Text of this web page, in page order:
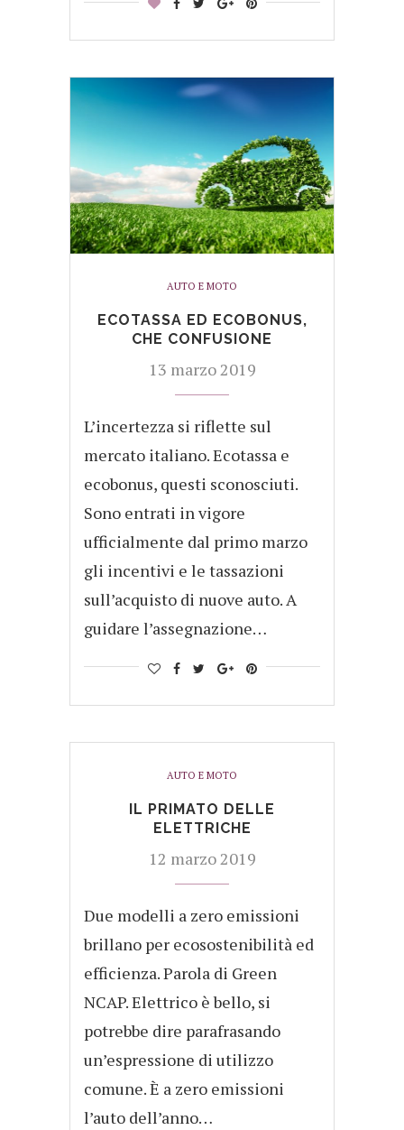
AUTO E MOTO
ECOTASSA ED ECOBONUS,
CHE CONFUSIONE
13 marzo 2019
L’incertezza si riflette sul
mercato italiano. Ecotassa e
ecobonus, questi sconosciuti.
Sono entrati in vigore
ufficialmente dal primo marzo
gli incentivi e le tassazioni
sull’acquisto di nuove auto. A
guidare l’assegnazione…
AUTO E MOTO
IL PRIMATO DELLE
ELETTRICHE
12 marzo 2019
Due modelli a zero emissioni
brillano per ecosostenibilità ed
efficienza. Parola di Green
NCAP. Elettrico è bello, si
potrebbe dire parafrasando
un’espressione di utilizzo
comune. È a zero emissioni
l’auto dell’anno…